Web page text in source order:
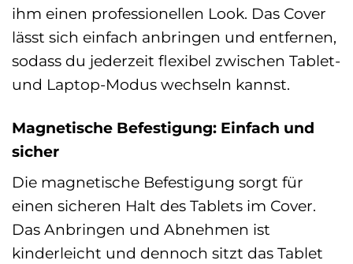
ihm einen professionellen Look. Das Cover
lässt sich einfach anbringen und entfernen,
sodass du jederzeit flexibel zwischen Tablet-
und Laptop-Modus wechseln kannst.
Magnetische Befestigung: Einfach und
sicher
Die magnetische Befestigung sorgt für
einen sicheren Halt des Tablets im Cover.
Das Anbringen und Abnehmen ist
kinderleicht und dennoch sitzt das Tablet